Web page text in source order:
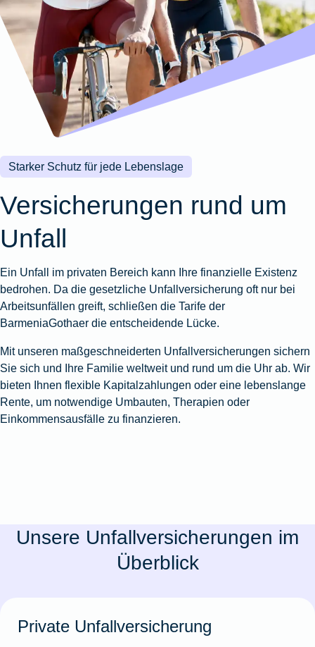
Wohnungsschutzbrief
Zur
Produktübersicht
Gewässerschadenhaftpflicht
Zur
Produktübersicht
Produktübersicht
Reisehaftpflichtversicherung
Reiserücktrittsversicherung
Zur
Produktübersicht
Produktübersicht
Produktübersicht
Produktübersicht
Montageversicherung
Zur
Produktübersicht
Gruppenunfall für
Betriebe
Gruppenunfall für
Vereine
Produktübersicht
Kunstversicherung
Ausstellungsversicherung
Valorenversicherung
Oldtimersammlungsversicherung
Zur
Starker Schutz für jede Lebenslage
Versicherungen rund um
Unfall
Ein Unfall im privaten Bereich kann Ihre finanzielle Existenz
bedrohen. Da die gesetzliche Unfallversicherung oft nur bei
Arbeitsunfällen greift, schließen die Tarife der
BarmeniaGothaer die entscheidende Lücke.
Mit unseren maßgeschneiderten Unfallversicherungen sichern
Sie sich und Ihre Familie weltweit und rund um die Uhr ab. Wir
bieten Ihnen flexible Kapitalzahlungen oder eine lebenslange
Rente, um notwendige Umbauten, Therapien oder
Einkommensausfälle zu finanzieren.
Unsere Unfallversicherungen im
Überblick
Private Unfallversicherung